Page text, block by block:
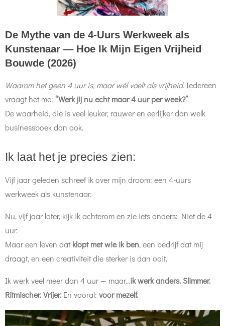
De Mythe van de 4-Uurs Werkweek als
Kunstenaar — Hoe Ik Mijn Eigen Vrijheid
Bouwde (2026)
Waarom het geen 4 uur is, maar wél voelt als vrijheid. Iedereen
vraagt het me: “Werk jij nu echt maar 4 uur per week?”
De waarheid, die is veel leuker, rauwer en eerlijker dan welk
businessboek dan ook.
Ik laat het je precies zien:
Vijf jaar geleden schreef ik over mijn droom: een 4-uurs
werkweek als kunstenaar.
Nu, vijf jaar later, kijk ik achterom en zie iets anders: Niet de 4
uur.
Maar een leven datklopt met wie ik ben, een bedrijf dat mij
draagt, en een creativiteit die sterker is dan ooit.
Ik werk veel meer dan 4 uur — maar…ik werk anders. Slimmer.
Ritmischer. Vrijer. En vooral: voor mezelf.